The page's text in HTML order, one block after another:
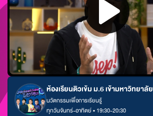
ห้องเรียนติวเข้ม ม.6 เข้ามหาวิทยาลัย
นวัตกรรมเพื่อการเรียนรู้
ทุกวันจันทร์-อาทิตย์ • 19:30-20:30